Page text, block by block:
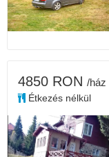
4850 RON /ház
Étkezés nélkül